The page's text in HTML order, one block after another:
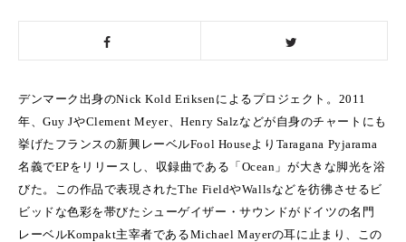
デンマーク出身のNick Kold Eriksenによるプロジェクト。 2011
年、Guy JやClement Meyer、Henry Salzなどが自身のチャートにも
挙げたフランスの新興レーベルFool Houseより Taragana Pyjarama
名義でEPをリリースし、収録曲である「 Ocean 」が大きな脚光を浴
びた。 この作品で表現されたThe FieldやWallsなどを彷彿させる ビ
ビッドな色彩を帯びたシューゲイザー・サウンドがドイツの名門
レーベルKompakt主宰者であるMichael Mayerの耳に止まり、この